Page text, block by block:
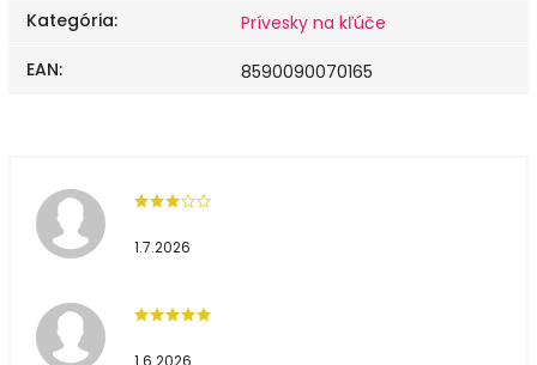
Kategória:
Prívesky na kľúče
EAN: 8590090070165
1.7.2026